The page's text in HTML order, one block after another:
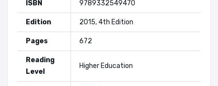
ISBN 9789332549470
Edition 2015, 4th Edition
Pages 672
Reading
Level
Higher Education